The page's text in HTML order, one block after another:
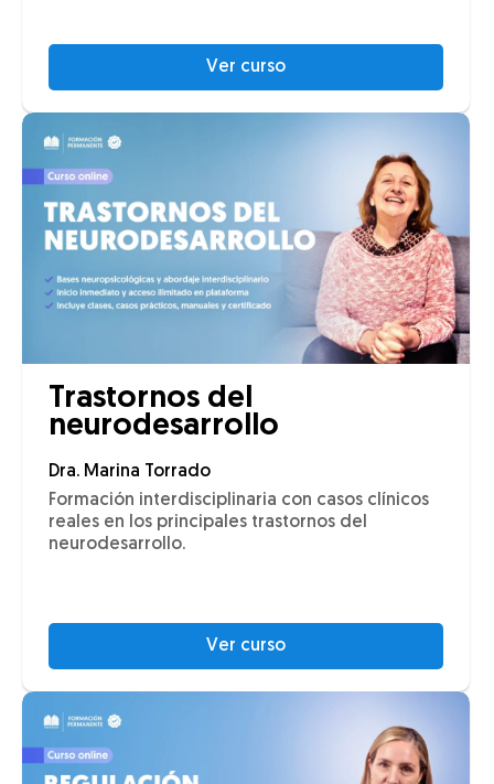
Ver curso
Trastornos del
neurodesarrollo
Dra. Marina Torrado
Formación interdisciplinaria con casos clínicos
reales en los principales trastornos del
neurodesarrollo.
Ver curso